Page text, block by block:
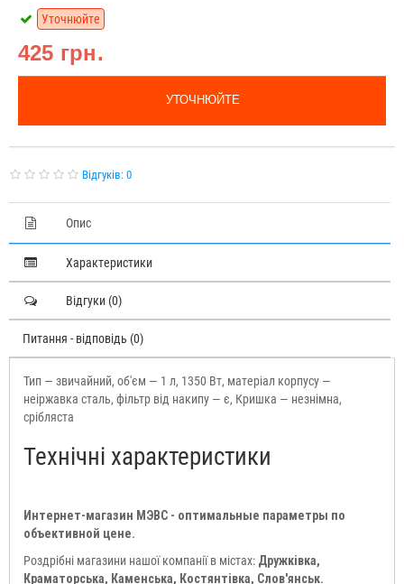
425 грн.
Уточнюйте
УТОЧНЮЙТЕ
Відгуків: 0
Опис
Характеристики
Відгуки (0)
Питання - відповідь (0)
Тип — звичайний, об'єм — 1 л, 1350 Вт, матеріал корпусу —
неіржавка сталь, фільтр від накипу — є, Кришка — незнімна,
срібляста
Технічні характеристики
Интернет-магазин МЭВС - оптимальные параметры по
объективной цене.
Роздрібні магазини нашої компанії в містах: Дружківка,
Краматорська, Каменська, Костянтівка, Слов'янськ.